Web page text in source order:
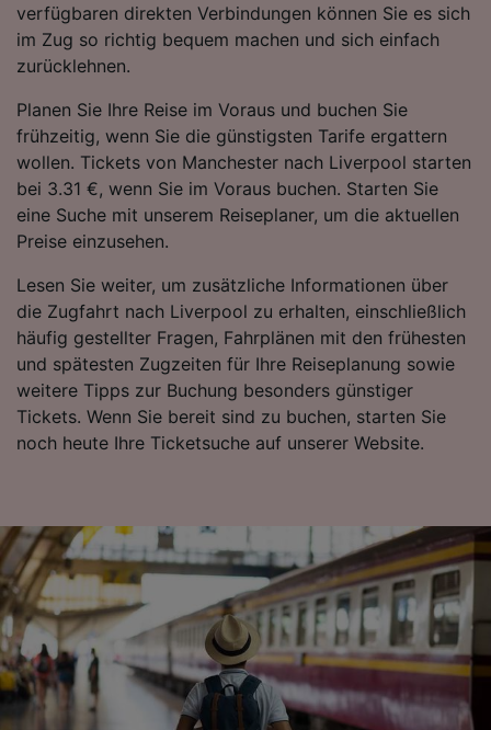
verfügbaren direkten Verbindungen können Sie es sich
im Zug so richtig bequem machen und sich einfach
zurücklehnen.
Planen Sie Ihre Reise im Voraus und buchen Sie
frühzeitig, wenn Sie die günstigsten Tarife ergattern
wollen. Tickets von Manchester nach Liverpool starten
bei 3.31 €, wenn Sie im Voraus buchen. Starten Sie
eine Suche mit unserem Reiseplaner, um die aktuellen
Preise einzusehen.
Lesen Sie weiter, um zusätzliche Informationen über
die Zugfahrt nach Liverpool zu erhalten, einschließlich
häufig gestellter Fragen, Fahrplänen mit den frühesten
und spätesten Zugzeiten für Ihre Reiseplanung sowie
weitere Tipps zur Buchung besonders günstiger
Tickets. Wenn Sie bereit sind zu buchen, starten Sie
noch heute Ihre Ticketsuche auf unserer Website.